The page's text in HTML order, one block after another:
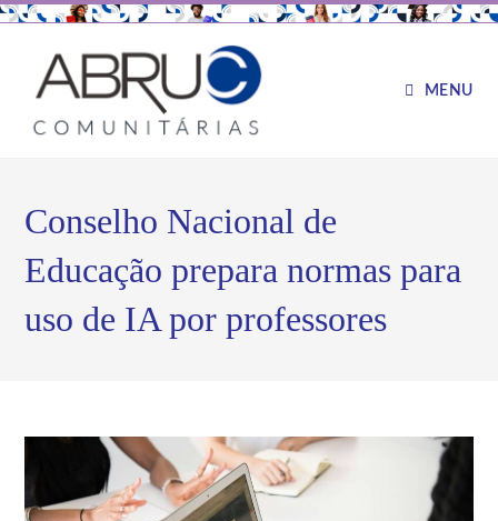
MENU
Conselho Nacional de
Educação prepara normas para
uso de IA por professores